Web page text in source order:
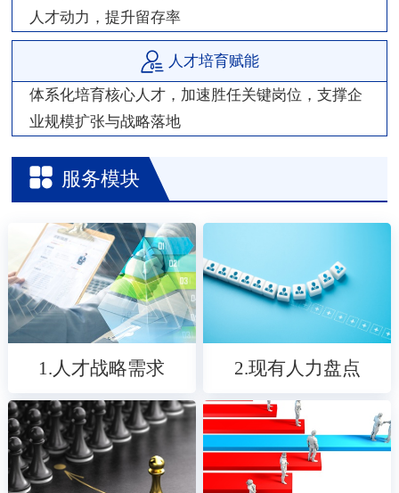
人才动力，提升留存率
人才培育赋能
体系化培育核心人才，加速胜任关键岗位，支撑企
业规模扩张与战略落地
服务模块
1.人才战略需求 2.现有人力盘点